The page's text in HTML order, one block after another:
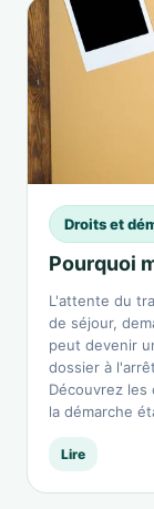
Droits et
Pourquoi
L'attente du
de séjour,
peut devenir
dossier à
Découvrez
la démarche
Lire